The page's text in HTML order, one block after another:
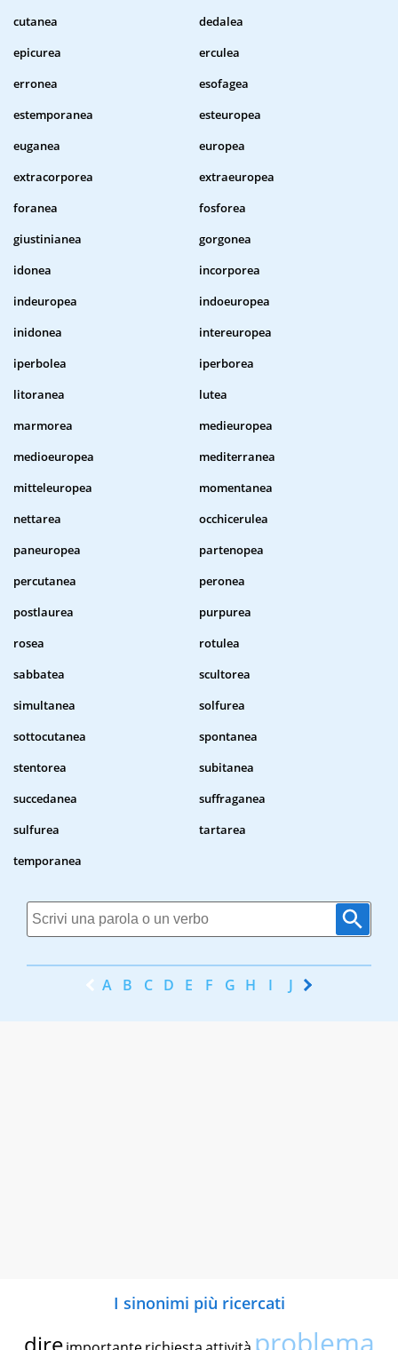
cutanea
dedalea
epicurea
erculea
erronea
esofagea
estemporanea
esteuropea
euganea
europea
extracorporea
extraeuropea
foranea
fosforea
giustinianea
gorgonea
idonea
incorporea
indeuropea
indoeuropea
inidonea
intereuropea
iperbolea
iperborea
litoranea
lutea
marmorea
medieuropea
medioeuropea
mediterranea
mitteleuropea
momentanea
nettarea
occhicerulea
paneuropea
partenopea
percutanea
peronea
postlaurea
purpurea
rosea
rotulea
sabbatea
scultorea
simultanea
solfurea
sottocutanea
spontanea
stentorea
subitanea
succedanea
suffraganea
sulfurea
tartarea
temporanea
A B C D E F G H I J K
I sinonimi più ricercati